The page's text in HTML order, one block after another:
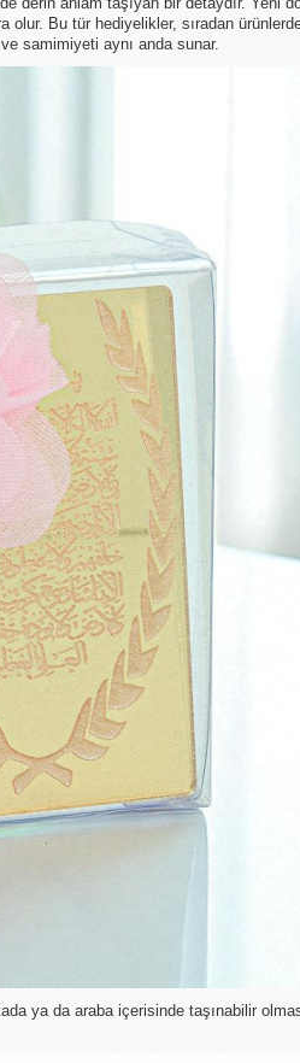
Bu tür hediyelikler, sıradan
samimiyeti aynı anda sunar.
ya da araba içerisinde taşınabilir